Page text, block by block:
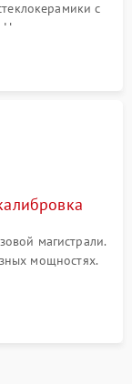
с
магистрали.
мощностях.
индикаторов
перегрева.